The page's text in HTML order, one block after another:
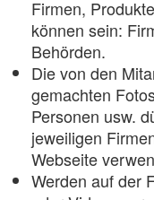
Firmen,
können sein:
Behörden.
Die von den
gemachten
Personen usw.
jeweiligen
Webseite
Werden auf der